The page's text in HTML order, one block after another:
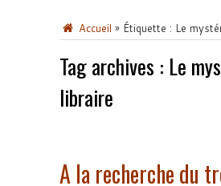
Accueil » Étiquette : Le
Tag archives : Le
libraire
A la recherche du